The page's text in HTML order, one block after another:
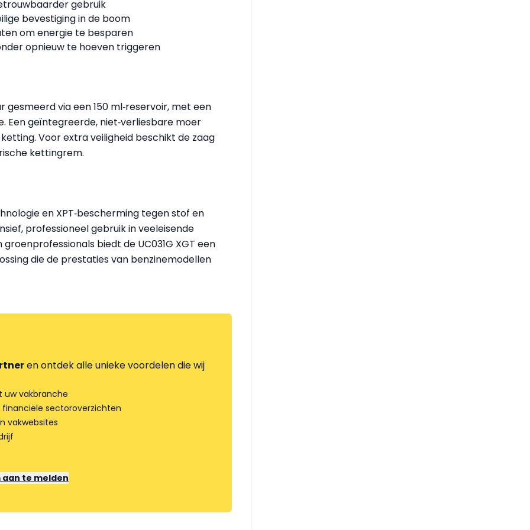
gebruik
bevestiging in de boom
om energie te besparen
opnieuw te hoeven triggeren
via een 150 ml‑reservoir, met een
Een geïntegreerde, niet‑verliesbare moer
Voor extra veiligheid beschikt de zaag
kettingrem.
en XPT‑bescherming tegen stof en
professioneel gebruik in veeleisende
biedt de UC031G XGT een
die de prestaties van benzinemodellen
en ontdek alle unieke voordelen die wij
vakbranche
sectoroverzichten
vakwebsites
aan te melden